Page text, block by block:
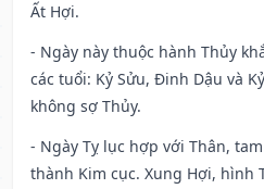
Ất Hợi.
- Ngày này thuộc hành Thủy
các tuổi: Kỷ Sửu, Đinh Dậu và
không sợ Thủy.
- Ngày Tỵ lục hợp với Thân,
thành Kim cục. Xung Hợi, hình